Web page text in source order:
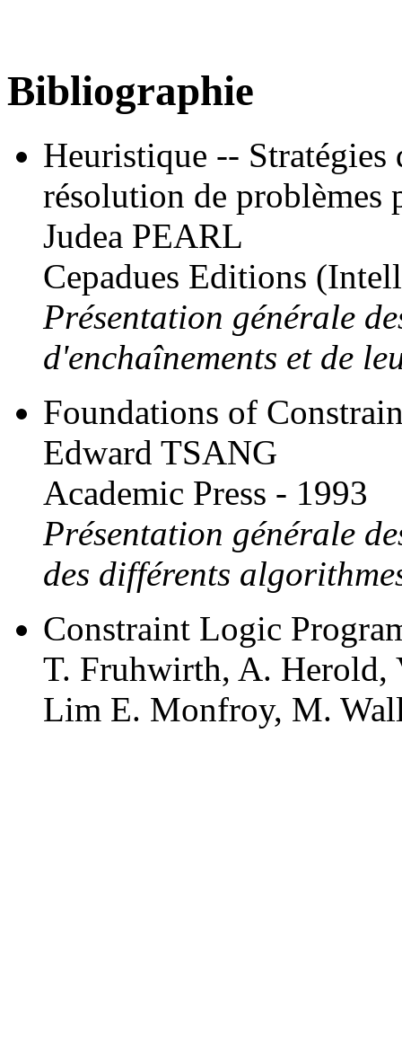
Bibliographie
Heuristique -- Stratégies
résolution de problèmes
Judea PEARL
Cepadues Editions
Présentation générale
d'enchaînements et de
Foundations of
Edward TSANG
Academic Press - 1993
Présentation générale
des différents
Constraint Logic
T. Fruhwirth, A. Herold,
Lim E. Monfroy, M.